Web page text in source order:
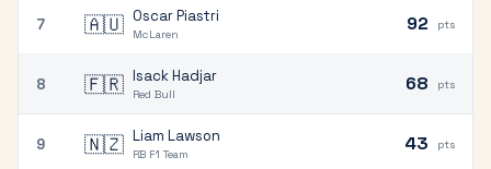
7 🇦🇺 Oscar Piastri
McLaren 92 pts
8 🇫🇷 Isack Hadjar
Red Bull 68 pts
9 🇳🇿 Liam Lawson
RB F1 Team 43 pts